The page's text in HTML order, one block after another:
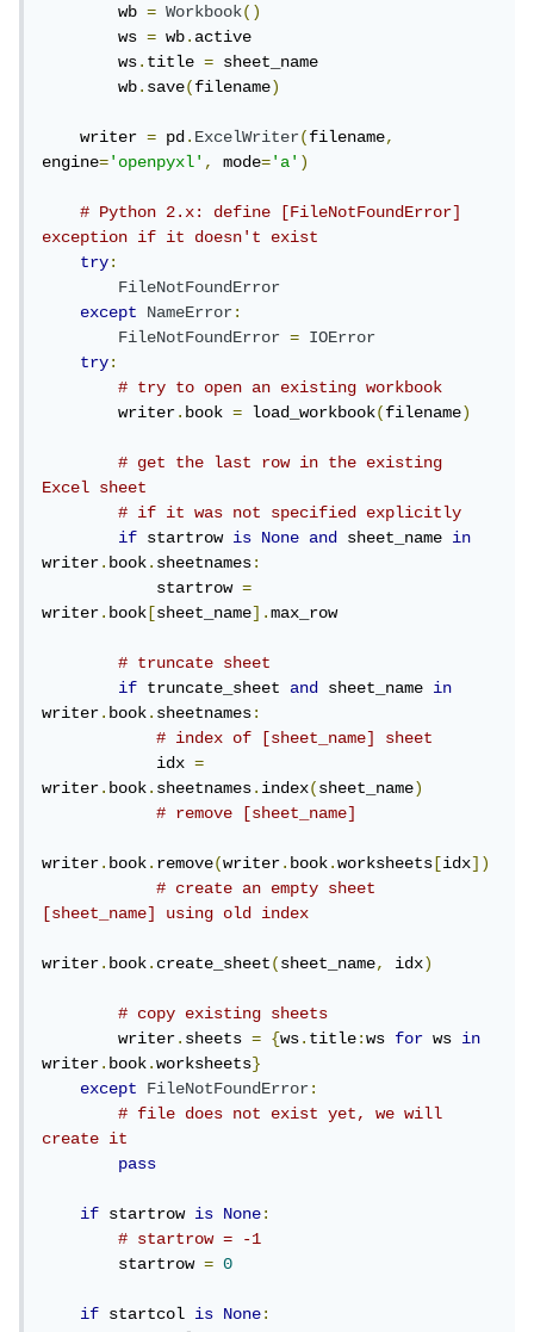
        wb
= Workbook()
        ws
= wb.active
        ws
.title = sheet_name
        wb
.save(filename)
    writer
= pd.ExcelWriter(filename,
engine='openpyxl', mode='a')
# Python 2.x: define [FileNotFoundError]
exception if it doesn't exist
try:
FileNotFoundError
except
NameError:
FileNotFoundError
=
IOError
try:
# try to open an existing workbook
        writer
.book = load_workbook(filename)
# get the last row in the existing
Excel sheet
# if it was not specified explicitly
if startrow is None and sheet_name in
writer.book.sheetnames:
            startrow
=
writer.book [sheet_name].max_row
# truncate sheet
if truncate_sheet and sheet_name in
writer.book.sheetnames:
# index of [sheet_name] sheet
            idx
=
writer.book.sheetnames.index(sheet_name)
# remove [sheet_name]
writer.book.remove(writer.book.worksheets [idx])
# create an empty sheet
[sheet_name] using old index
writer.book.create_sheet(sheet_name, idx)
# copy existing sheets
        writer
.sheets = {ws.title:ws for ws in
writer.book.worksheets}
except
FileNotFoundError:
# file does not exist yet, we will
create it
pass
if startrow is None:
# startrow = -1
        startrow
= 0
if startcol is None: